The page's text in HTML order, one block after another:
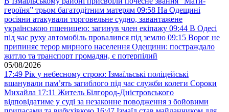
героїня” трьом багатодітним матерям 09:58 На Одещині
росіяни атакували торговельне судно, завантажене
українською пшеницею: загинув член екіпажу 09:44 В Одесі
під час руху автомобіль провалився під землю 09:15 Ворог не
припиняє терор мирного населення Одещини: постраждало
житло та транспорт громадян, є потерпілий
05/08/2026
17:49 Рік у небесному строю: Ізмаїльські поліцейські
вшанували пам’ять загиблого під час служби колеги Сороки
Михайла 17:11 Житель Білгород-Дністровського
відповідатиме у суді за незаконне поводження з бойовими